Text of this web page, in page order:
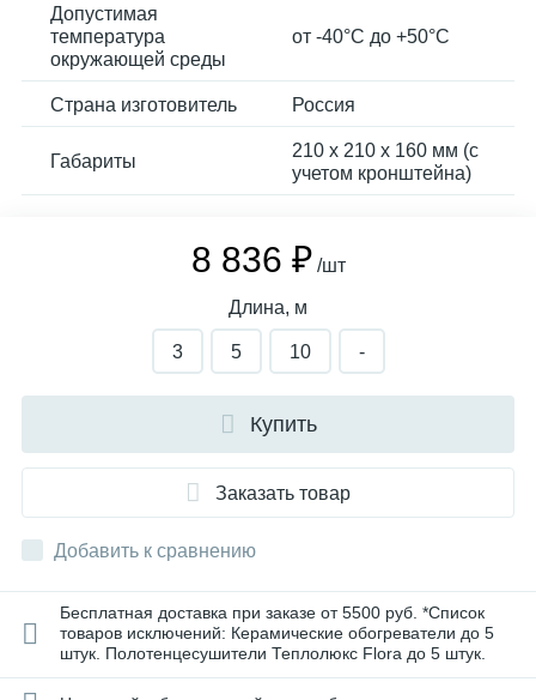
Допустимая
температура
окружающей среды
от -40°С до +50°С
Страна изготовитель Россия
Габариты
210 х 210 х 160 мм (с
учетом кронштейна)
8 836 ₽ /шт
Длина, м
3 5 10 -
Купить
Заказать товар
Добавить к сравнению
Бесплатная доставка при заказе от 5500 руб. *Список
товаров исключений: Керамические обогреватели до 5
штук. Полотенцесушители Теплолюкс Flora до 5 штук.